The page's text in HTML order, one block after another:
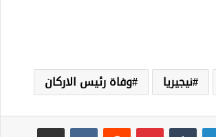
نيجيريا وفاة رئيس الاركان
لينكدإن بينتيريست